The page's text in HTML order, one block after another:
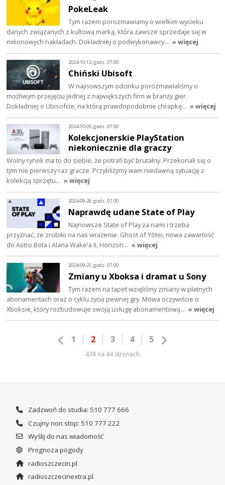
PokeLeak
Tym razem porozmawiamy o wielkim wycieku
danych związanych z kultową marką, która zawsze sprzedaje się w
milionowych nakładach. Dokładniej o podwykonawcy… » więcej
2024-10-12, godz. 07:00
Chiński Ubisoft
W najnowszym odcinku porozmawialiśmy o
możliwym przejęciu jednej z największych firm w branży gier.
Dokładniej o Ubisofcie, na którą prawdopodobnie chrapkę… » więcej
2024-10-05, godz. 07:00
Kolekcjonerskie PlayStation
niekoniecznie dla graczy
Wolny rynek ma to do siebie, że potrafi być brutalny. Przekonali się o
tym nie pierwszy raz gracze. Przybliżymy wam niedawną sytuację z
kolekcją sprzętu… » więcej
2024-09-28, godz. 07:00
Naprawdę udane State of Play
Najnowsze State of Play za nami i trzeba
przyznać, że zrobiło na nas wrażenie. Ghost of Yōtei, nowa zawartość
do Astro Bota i Alana Wake'a II, Horizon… » więcej
2024-09-21, godz. 07:00
Zmiany u Xboksa i dramat u Sony
Tym razem na tapet wzięliśmy zmiany w płatnych
abonamentach oraz o cyklu życia pewnej gry. Mowa oczywiście o
Xboksie, który rozbudowuje swoją usługę abonamentową… » więcej
1 2 3 4 5
438 na 44 stronach
Zadzwoń do studia: 510 777 666
Czujny non stop: 510 777 222
Wyślij do nas wiadomość
Prognoza pogody
radioszczecin.pl
radioszczecinextra.pl